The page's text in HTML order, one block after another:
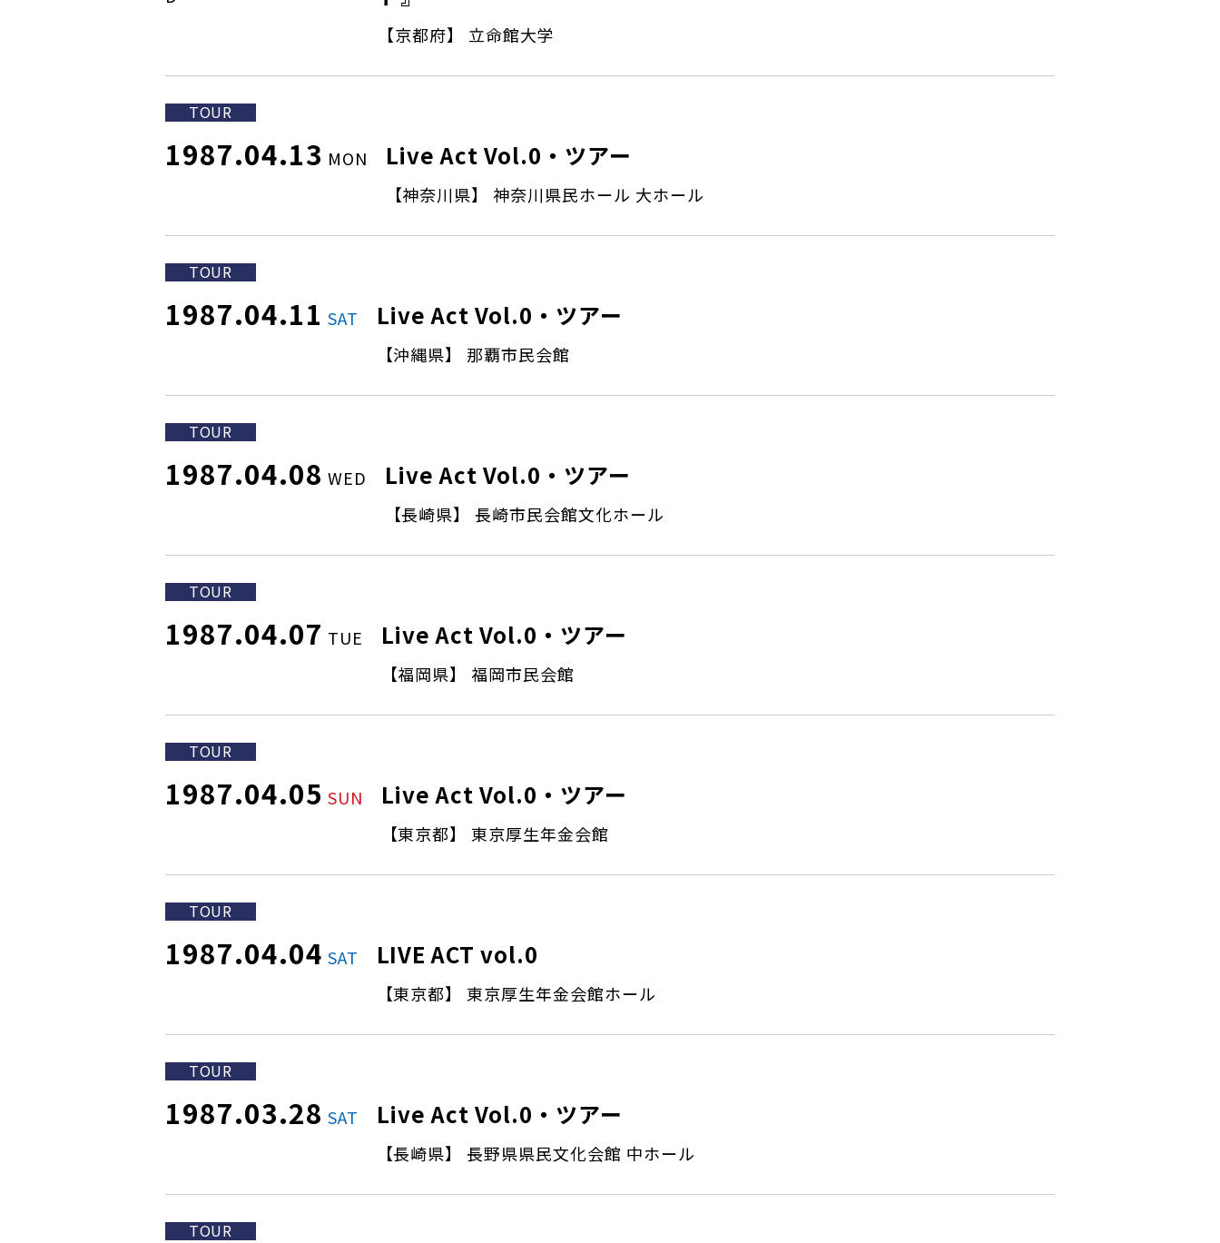
【京都府】 立命館大学
TOUR
1987.04.13 MON Live Act Vol.0・ツアー
【神奈川県】 神奈川県民ホール 大ホール
TOUR
1987.04.11 SAT Live Act Vol.0・ツアー
【沖縄県】 那覇市民会館
TOUR
1987.04.08 WED Live Act Vol.0・ツアー
【長崎県】 長崎市民会館文化ホール
TOUR
1987.04.07 TUE Live Act Vol.0・ツアー
【福岡県】 福岡市民会館
TOUR
1987.04.05 SUN Live Act Vol.0・ツアー
【東京都】 東京厚生年金会館
TOUR
1987.04.04 SAT LIVE ACT vol.0
【東京都】 東京厚生年金会館ホール
TOUR
1987.03.28 SAT Live Act Vol.0・ツアー
【長崎県】 長野県県民文化会館 中ホール
TOUR